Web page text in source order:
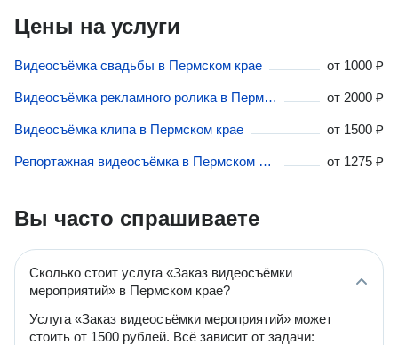
Цены на услуги
Видеосъёмка свадьбы в Пермском крае от 1000 ₽
Видеосъёмка рекламного ролика в Пермском крае от 2000 ₽
Видеосъёмка клипа в Пермском крае от 1500 ₽
Репортажная видеосъёмка в Пермском крае от 1275 ₽
Вы часто спрашиваете
Сколько стоит услуга «Заказ видеосъёмки
мероприятий» в Пермском крае?
Услуга «Заказ видеосъёмки мероприятий» может
стоить от 1500 рублей. Всё зависит от задачи: